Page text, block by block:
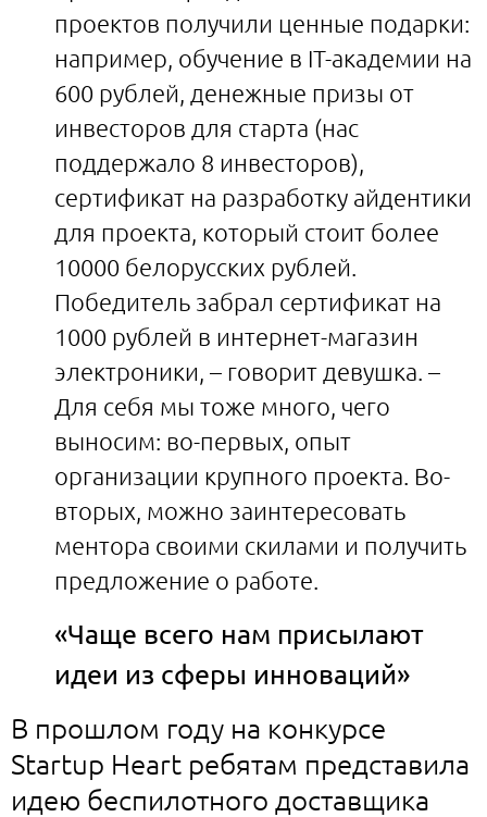
проектов получили ценные подарки:
например, обучение в IT-академии на
600 рублей, денежные призы от
инвесторов для старта (нас
поддержало 8 инвесторов),
сертификат на разработку айдентики
для проекта, который стоит более
10000 белорусских рублей.
Победитель забрал сертификат на
1000 рублей в интернет-магазин
электроники, – говорит девушка. –
Для себя мы тоже много, чего
выносим: во-первых, опыт
организации крупного проекта. Во-
вторых, можно заинтересовать
ментора своими скилами и получить
предложение о работе.
«Чаще всего нам присылают
идеи из сферы инноваций»
В прошлом году на конкурсе
Startup Heart ребятам представила
идею беспилотного доставщика